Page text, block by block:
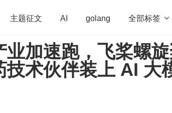
主题征文 AI golang 全部标签 
算法 学习方法 Web3.0 高
深度思考 低代码 redis
加速跑，飞桨螺
技术伙伴装上 AI 大